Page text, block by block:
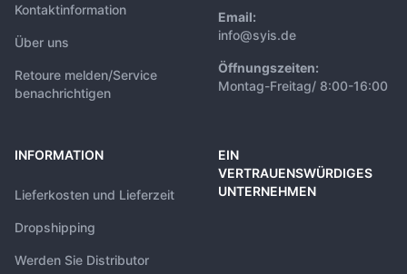
Kontaktinformation
Über uns
Retoure melden/Service
benachrichtigen
Email:
info@syis.de
Öffnungszeiten:
Montag-Freitag/ 8:00-16:00
INFORMATION
Lieferkosten und Lieferzeit
Dropshipping
Werden Sie Distributor
EIN
VERTRAUENSWÜRDIGES
UNTERNEHMEN